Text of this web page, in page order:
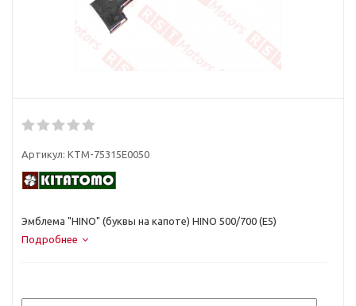
Артикул: KTM-75315E0050
Эмблема "HINO" (буквы на капоте) HINO 500/700 (Е5)
Подробнее